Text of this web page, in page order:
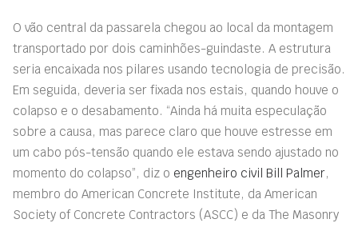
O vão central da passarela chegou ao local da montagem
transportado por dois caminhões-guindaste. A estrutura
seria encaixada nos pilares usando tecnologia de precisão.
Em seguida, deveria ser fixada nos estais, quando houve o
colapso e o desabamento. “Ainda há muita especulação
sobre a causa, mas parece claro que houve estresse em
um cabo pós-tensão quando ele estava sendo ajustado no
momento do colapso”, diz o engenheiro civil Bill Palmer,
membro do American Concrete Institute, da American
Society of Concrete Contractors (ASCC) e da The Masonry